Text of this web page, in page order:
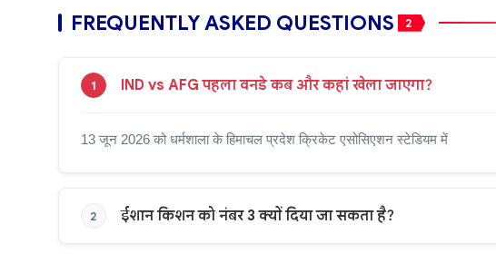
FREQUENTLY ASKED QUESTIONS 2
1 IND vs AFG पहला वनडे कब और कहां खेला जाएगा?
13 जून 2026 को धर्मशाला के हिमाचल प्रदेश क्रिकेट एसोसिएशन स्टेडियम में
2 ईशान किशन को नंबर 3 क्यों दिया जा सकता है?